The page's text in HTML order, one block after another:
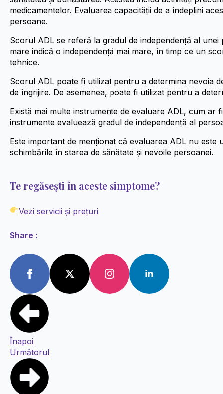
medicamentelor. Evaluarea capacității de a îndeplini
persoane.
Scorul ADL se referă la gradul de independență al
mare indică o independență mai mare, în timp ce un
tehnice.
Scorul ADL poate fi utilizat pentru a determina nevoia
de îngrijire. De asemenea, poate fi utilizat pentru a
Există mai multe instrumente de evaluare ADL, cum
instrumente evaluează gradul de independență al
Este important de menționat că evaluarea ADL nu
schimbările în starea de sănătate și nevoile persoanei.
Te regăsești în aceste simptome?
Vezi servicii și prețuri
Share :
Înapoi
Următorul